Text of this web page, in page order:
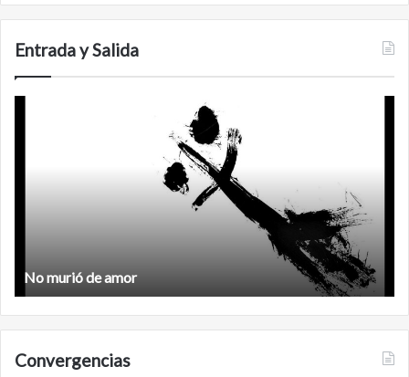
de
San
Carlos
Entrada y Salida
No murió de amor
Convergencias